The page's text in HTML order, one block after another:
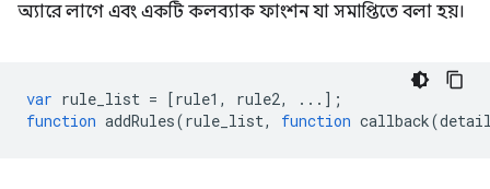
অ্যারে লাগে এবং একটি কলব্যাক ফাংশন যা সমাপ্তিতে বলা হয়।
var rule_list = [rule1 , rule2,
...];
function addRules(rule_list, function callback(